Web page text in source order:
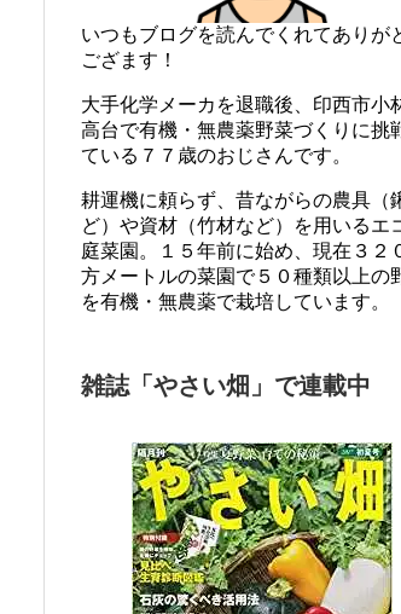
いつもブログを読んでくれてありが
ござます！
大手化学メーカを退職後、印西市小
高台で有機・無農薬野菜づくりに挑
ている７７歳のおじさんです。
耕運機に頼らず、昔ながらの農具（
ど）や資材（竹材など）を用いるエ
庭菜園。１５年前に始め、現在３２
方メートルの菜園で５０種類以上の
を有機・無農薬で栽培しています。
雑誌「やさい畑」で連載中